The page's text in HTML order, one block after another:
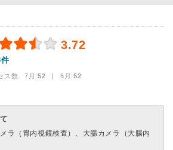
3.72
ス数 7月:52 | 6月:52
ラ（胃内視鏡検査）、大腸カメラ（大腸内